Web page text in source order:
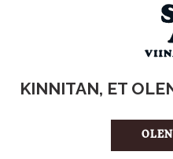
KINNITAN, ET